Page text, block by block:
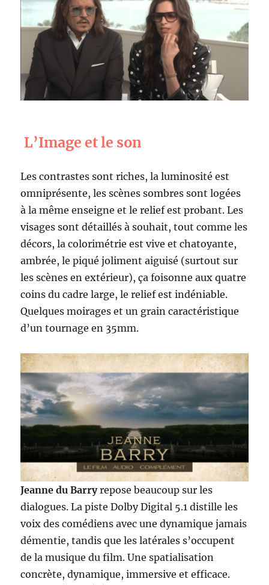
L’Image et le son
Les contrastes sont riches, la luminosité est
omniprésente, les scènes sombres sont logées
à la même enseigne et le relief est probant. Les
visages sont détaillés à souhait, tout comme les
décors, la colorimétrie est vive et chatoyante,
ambrée, le piqué joliment aiguisé (surtout sur
les scènes en extérieur), ça foisonne aux quatre
coins du cadre large, le relief est indéniable.
Quelques moirages et un grain caractéristique
d’un tournage en 35mm.
Jeanne du Barryrepose beaucoup sur les
dialogues. La piste Dolby Digital 5.1 distille les
voix des comédiens avec une dynamique jamais
démentie, tandis que les latérales s’occupent
de la musique du film. Une spatialisation
concrète, dynamique, immersive et efficace.